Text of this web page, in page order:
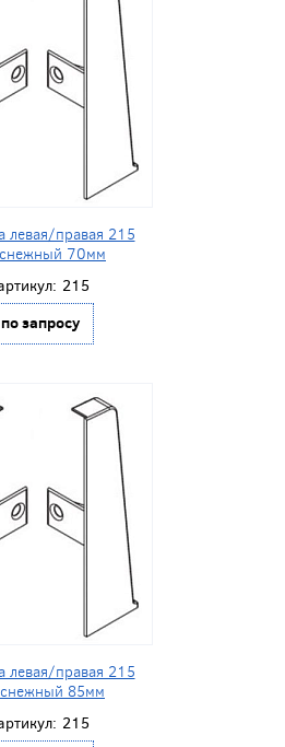
левая/правая 215
70мм
215
по запросу
левая/правая 215
85мм
215